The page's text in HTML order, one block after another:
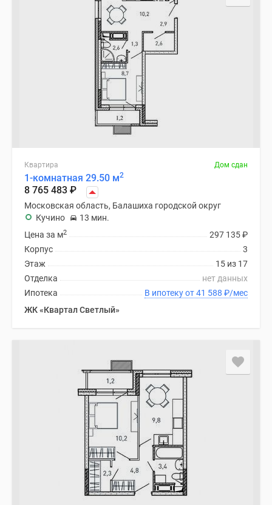
Квартира Дом сдан
1-комнатная 29.50 м2
8 765 483 ₽
Московская область, Балашиха городской округ
Кучино
13 мин.
297 135₽
Цена за м2
3
Корпус
15 из 17
Этаж
нет данных
Отделка
В ипотеку от 41 588 ₽/мес
Ипотека
ЖК «Квартал Светлый»